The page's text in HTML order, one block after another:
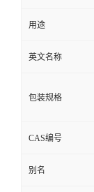
用途
英文名称
包装规格
CAS编号
别名